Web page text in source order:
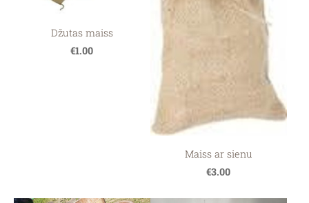
Džutas maiss
€1.00
Maiss ar sienu
€3.00